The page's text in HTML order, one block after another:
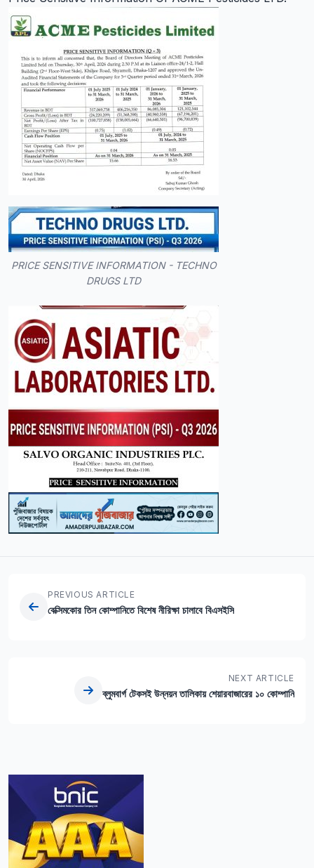
PRICE SENSITIVE INFORMATION - TECHNO
DRUGS LTD
PREVIOUS ARTICLE
বেক্সিমকোর তিন কোম্পানিতে বিশেষ নীরিক্ষা চালাবে বিএসইসি
NEXT ARTICLE
ব্লুমবার্গ টেকসই উন্নয়ন তালিকায় শেয়ারবাজারের ১০ কোম্পানি